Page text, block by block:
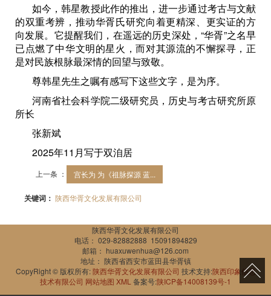
如今，韩星教授此作的推出，进一步通过考古与文献
的双重考辨，推动华胥氏研究向着更精深、更实证的方
向发展。它提醒我们，在遥远的历史深处，“华胥”之名早
已点燃了中华文明的星火，而对其源流的不懈探寻，正
是对民族根脉最深情的回望与致敬。
尊韩星先生之嘱有感写下这些文字，是为序。
河南省社会科学院二级研究员，历史与考古研究所原
所长
张新斌
2025年11月写于双洎居
上一条 ： 宫长为 为《祖脉探源 蓝...
关键词： 陕西华胥文化发展有限公司
陕西华胥文化发展有限公司
电话： 029-82882888 15091894829
邮箱： huaxuwenhua@126.com
地址： 陕西省西安市蓝田县华胥镇
CopyRight © 版权所有:陕西华胥文化发展有限公司 技术支持:陕西印象信息
技术有限公司 网站地图 XML 备案号:陕ICP备14008139号-1